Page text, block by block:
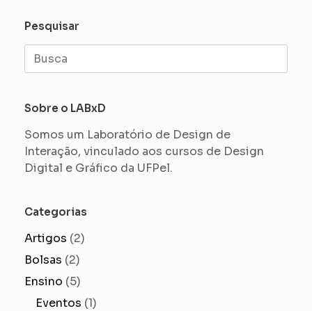
Pesquisar
Search
for:
Sobre o LABxD
Somos um Laboratório de Design de
Interação, vinculado aos cursos de Design
Digital e Gráfico da UFPel.
Categorias
Artigos (2)
Bolsas (2)
Ensino (5)
Eventos (1)